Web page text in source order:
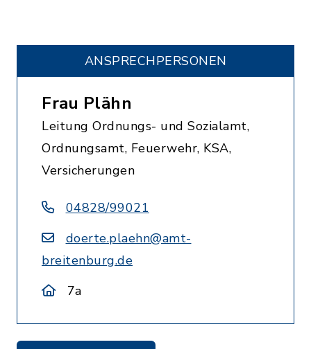
ANSPRECHPERSONEN
Frau Plähn
Leitung Ordnungs- und Sozialamt,
Ordnungsamt, Feuerwehr, KSA,
Versicherungen
04828/99021
doerte.plaehn@amt-
breitenburg.de
7a